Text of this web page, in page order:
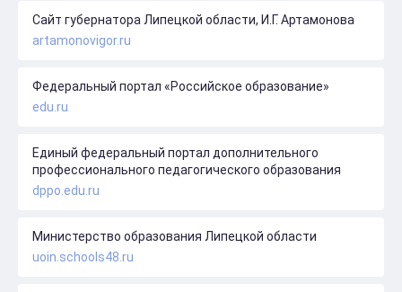
Сайт губернатора Липецкой области, И.Г. Артамонова
artamonovigor.ru
Федеральный портал «Российское образование»
edu.ru
Единый федеральный портал дополнительного
профессионального педагогического образования
dppo.edu.ru
Министерство образования Липецкой области
uoin.schools48.ru